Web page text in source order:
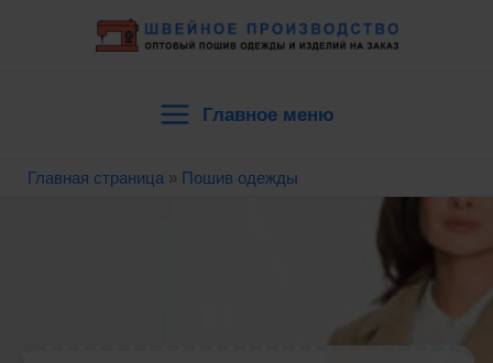
Menu
Главное меню
Главная страница » Пошив одежды